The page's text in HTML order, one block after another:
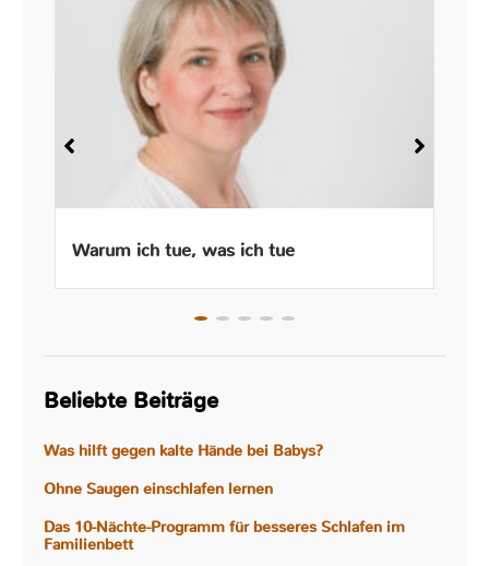
Warum ich tue, was ich tue
Beliebte Beiträge
Was hilft gegen kalte Hände bei Babys?
Ohne Saugen einschlafen lernen
Das 10-Nächte-Programm für besseres Schlafen im
Familienbett